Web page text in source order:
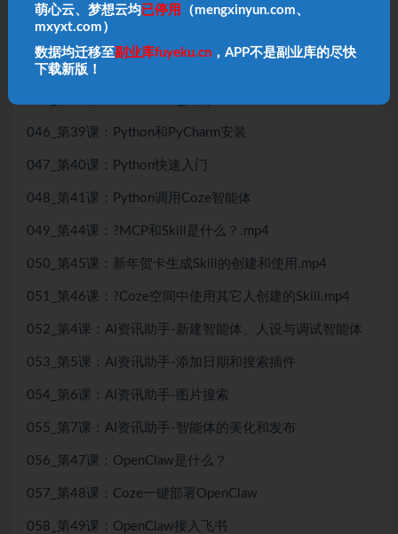
043_第40课：Python快速入门
044_第41课：Python调用Coze智能体
046_第39课：Python和PyCharm安装
047_第40课：Python快速入门
048_第41课：Python调用Coze智能体
049_第44课：?MCP和Skill是什么？.mp4
050_第45课：新年贺卡生成Skill的创建和使用.mp4
051_第46课：?Coze空间中使用其它人创建的Skill.mp4
052_第4课：AI资讯助手-新建智能体、人设与调试智能体
053_第5课：AI资讯助手-添加日期和搜索插件
054_第6课：AI资讯助手-图片搜索
055_第7课：AI资讯助手-智能体的美化和发布
056_第47课：OpenClaw是什么？
057_第48课：Coze一键部署OpenClaw
058_第49课：OpenClaw接入飞书
萌心云、梦想云均 已停用
（mengxinyun.com、
mxyxt.com）
数据均迁移至副业库fuyeku.cn ，APP不是副业库的尽快
下载新版！